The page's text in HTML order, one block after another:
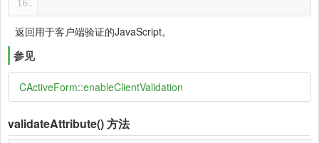
返回用于客户端验证的JavaScript。
参见
CActiveForm::enableClientValidation
validateAttribute()方法